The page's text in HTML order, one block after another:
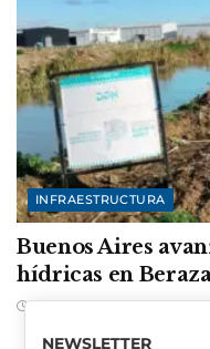
INFRAESTRUCTURA
Buenos Aires
hídricas en
AGOSTO 6, 2026
NEWSLETTER